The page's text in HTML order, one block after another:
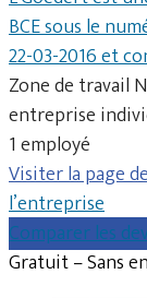
BCE sous le
22-03-2016 et
Zone de travail
entreprise
1 employé
Visiter la page
l’entreprise
Comparer les
Gratuit – Sans